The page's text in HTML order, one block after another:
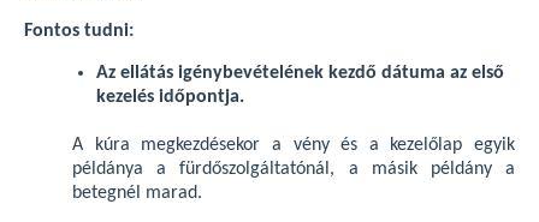
Fontos tudni:
Az ellátás igénybevételének kezdő dátuma az első
kezelés időpontja.
A kúra megkezdésekor a vény és a kezelőlap egyik
példánya a fürdőszolgáltatónál, a másik példány a
betegnél marad.